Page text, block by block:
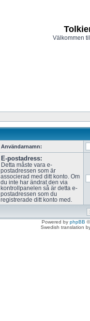
Välkommen
Användarnamn:
E-postadress:
Detta måste vara e-
postadressen som är
associerad med ditt konto. Om
du inte har ändrat den via
kontrollpanelen så är detta e-
postadressen som du
registrerade ditt konto med.
Powered by phpBB
Swedish translation